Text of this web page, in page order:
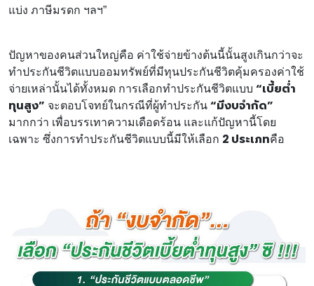
แบ่ง ภาษีมรดก ฯลฯ”
ปัญหาของคนส่วนใหญ่คือ ค่าใช้จ่ายข้างต้นนี้นั้นสูงเกินกว่าจะ
ทำประกันชีวิตแบบออมทรัพย์ที่มีทุนประกันชีวิตคุ้มครองค่าใช้
จ่ายเหล่านั้นได้ทั้งหมด การเลือกทำประกันชีวิตแบบ “เบี้ยต่ำ
ทุนสูง” จะตอบโจทย์ในกรณีที่ผู้ทำประกัน “มีงบจำกัด”
มากกว่า เพื่อบรรเทาความเดือดร้อน และแก้ปัญหานี้โดย
เฉพาะ ซึ่งการทำประกันชีวิตแบบนี้มีให้เลือก 2 ประเภทคือ